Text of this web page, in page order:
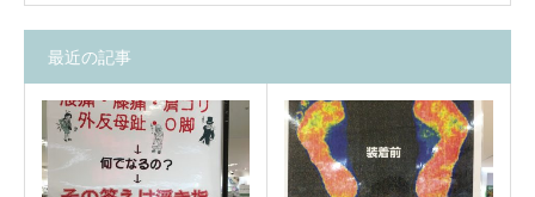
最近の記事